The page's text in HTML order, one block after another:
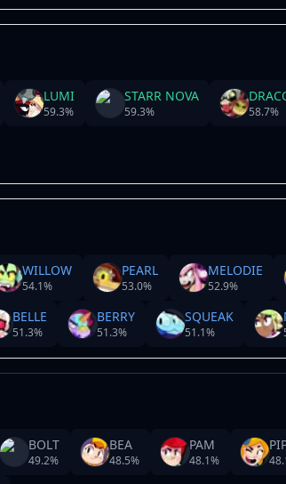
LUMI
59.3%
STARR NOVA
59.3% 58.7%
WILLOW
54.1%
PEARL
53.0%
MELODIE
52.9%
BELLE
51.3%
BERRY
51.3%
SQUEAK
51.1%
BOLT
49.2%
BEA
48.5%
PAM
48.1%